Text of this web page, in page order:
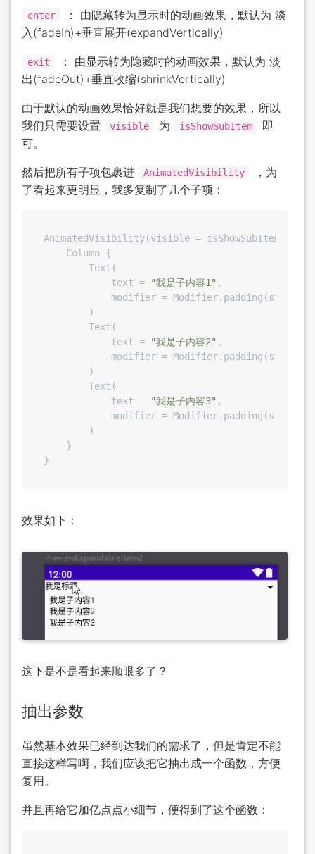
enter
： 由隐藏转为显示时的动画效果，默认为 淡
入(fadeIn)+垂直展开(expandVertically)
exit
： 由显示转为隐藏时的动画效果，默认为 淡
出(fadeOut)+垂直收缩(shrinkVertically)
由于默认的动画效果恰好就是我们想要的效果，所以
我们只需要设置
visible 为 isShowSubItem
即
可。
然后把所有子项包裹进 AnimatedVisibility
，为
了看起来更明显，我多复制了几个子项：
AnimatedVisibility(visible = isShowSubItem) {
    Column {
        Text(
            text =
"我是子内容1" ,
            modifier = Modifier.padding(start =
        )
        Text(
            text =
"我是子内容2" ,
            modifier = Modifier.padding(start =
        )
        Text(
            text =
"我是子内容3" ,
            modifier = Modifier.padding(start =
        )
    }
效果如下：
这下是不是看起来顺眼多了？
抽出参数
虽然基本效果已经到达我们的需求了，但是肯定不能
直接这样写啊，我们应该把它抽出成一个函数，方便
复用。
并且再给它加亿点点小细节，便得到了这个函数：